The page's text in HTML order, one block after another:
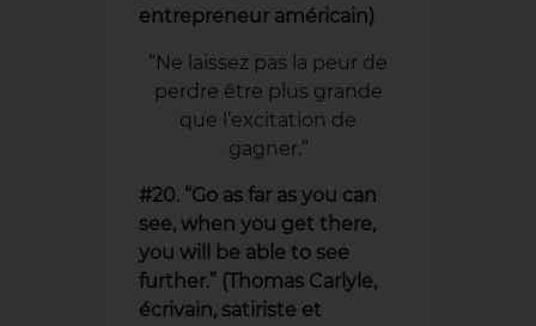
entrepreneur américain)
“Ne laissez pas la peur de
perdre être plus grande
que l’excitation de
gagner.”
#20. “Go as far as you can
see, when you get there,
you will be able to see
further.” (Thomas Carlyle,
écrivain, satiriste et